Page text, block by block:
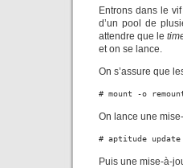
Entrons dans le
d’un pool de
attendre que le
et on se lance.
On s’assure que
# mount -o
On lance une
# aptitude update
Puis une mise-à-